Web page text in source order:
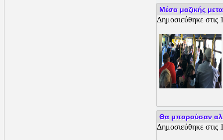
Μέσα μαζικής
Δημοσιεύθηκε στις
Θα μπορούσαν
Δημοσιεύθηκε στις